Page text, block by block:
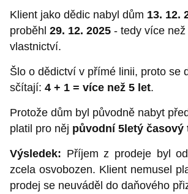
Klient jako dědic nabyl dům 13. 12.
proběhl 29. 12. 2025 - tedy více než
vlastnictví.
Šlo o dědictví v přímé linii, proto se
sčítají: 4 + 1 = více než 5 let.
Protože dům byl původně nabyt
platil pro něj původní 5letý časový
Výsledek: Příjem z prodeje byl
zcela osvobozen. Klient nemusel
prodej se neuváděl do daňového